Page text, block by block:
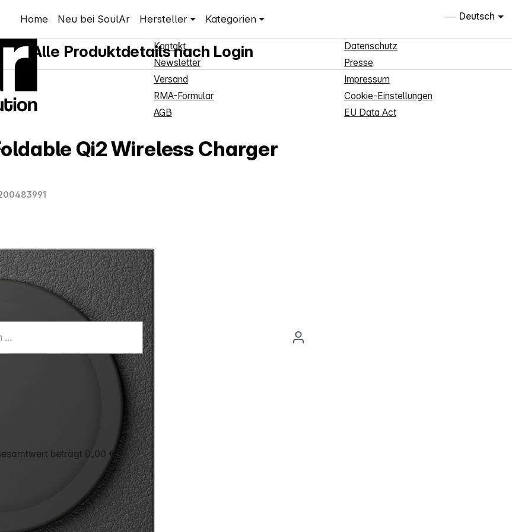
Deutsch
beträgt 0,00 €.
Home Neu bei SoulAr Hersteller Kategorien
Alle Produktdetails nach Login
Qi2 Wireless Charger
Kontakt
Newsletter
Versand
RMA-Formular
AGB
Datenschutz
Presse
Impressum
Cookie-Einstellungen
EU Data Act